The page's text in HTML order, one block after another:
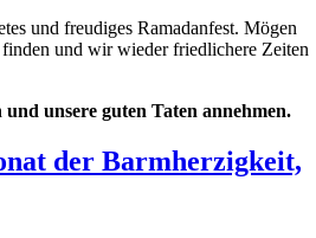
und freudiges Ramadanfest. Mögen
und wir wieder friedlichere Zeiten
unsere guten Taten annehmen.
der Barmherzigkeit,